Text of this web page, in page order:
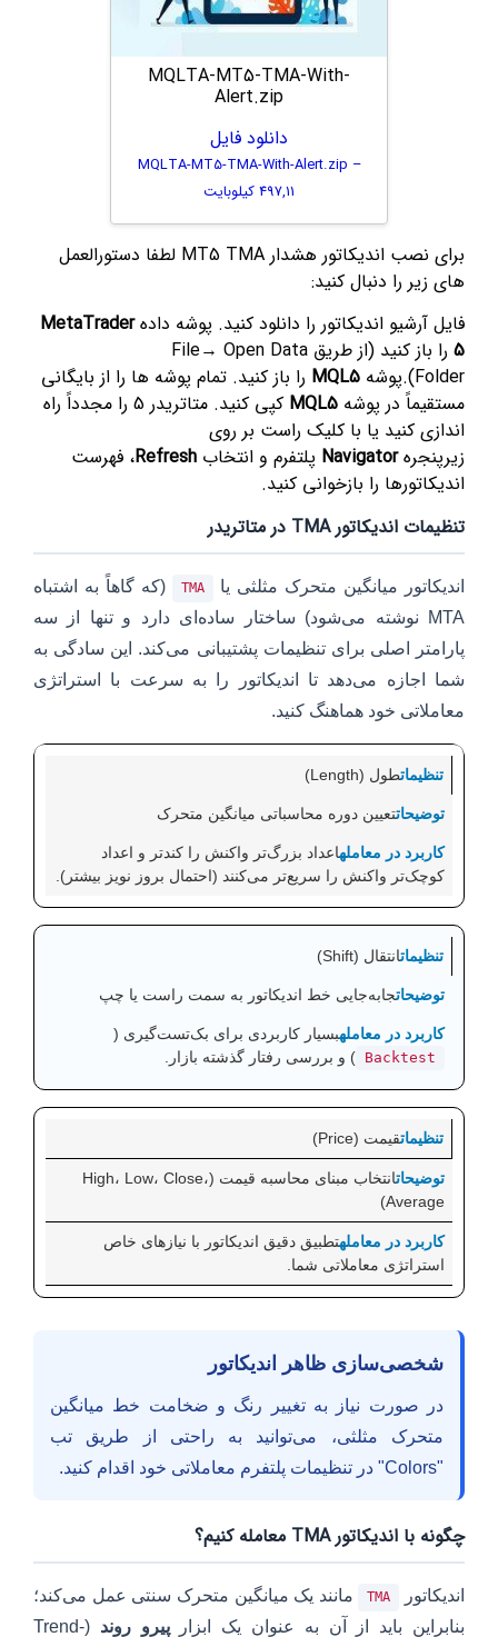
MQLTA-MT5-TMA-With-
Alert.zip
دانلود فایل
MQLTA-MT5-TMA-With-Alert.zip –
497,11 کیلوبایت
برای نصب اندیکاتور هشدار MT5 TMA لطفا دستورالعمل
های زیر را دنبال کنید:
فایل آرشیو اندیکاتور را دانلود کنید. پوشه دادهMetaTrader
5
را باز کنید (از طریق File→ Open Data
Folder).پوشه
MQL5 را باز کنید. تمام پوشه ها را از بایگانی
مستقیماً در پوشه MQL5
کپی کنید. متاتریدر 5 را مجدداً راه
اندازی کنید یا با کلیک راست بر روی
زیرپنجرهNavigator پلتفرم و انتخاب Refresh، فهرست
اندیکاتورها را بازخوانی کنید.
تنظیمات اندیکاتور TMA در متاتریدر
اندیکاتور میانگین متحرک مثلثی یا TMA
(که گاهاً به اشتباه
MTA نوشته می‌شود) ساختار ساده‌ای دارد و تنها از سه
پارامتر اصلی برای تنظیمات پشتیبانی می‌کند. این سادگی به
شما اجازه می‌دهد تا اندیکاتور را به سرعت با استراتژی
معاملاتی خود هماهنگ کنید.
طول (Length)
تعیین دوره محاسباتی میانگین متحرک
اعداد بزرگ‌تر واکنش را کندتر و اعداد
کوچک‌تر واکنش را سریع‌تر می‌کنند (احتمال بروز نویز بیشتر).
انتقال (Shift)
جابه‌جایی خط اندیکاتور به سمت راست یا چپ
بسیار کاربردی برای بک‌تست‌گیری (
Backtest ) و بررسی رفتار گذشته بازار.
قیمت (Price)
انتخاب مبنای محاسبه قیمت (High، Low، Close،
Average)
تطبیق دقیق اندیکاتور با نیازهای خاص
استراتژی معاملاتی شما.
شخصی‌سازی ظاهر اندیکاتور
در صورت نیاز به تغییر رنگ و ضخامت خط میانگین
متحرک مثلثی، می‌توانید به راحتی از طریق تب
"Colors" در تنظیمات پلتفرم معاملاتی خود اقدام کنید.
چگونه با اندیکاتور TMA معامله کنیم؟
اندیکاتور TMA
مانند یک میانگین متحرک سنتی عمل می‌کند؛
بنابراین باید از آن به عنوان یک ابزارپیرو روند (Trend-